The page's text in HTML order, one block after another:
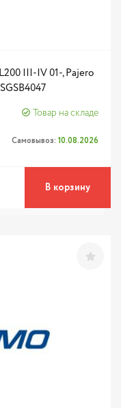
III-IV 01-, Pajero
Товар на складе
Самовывоз: 10.08.2026
В корзину